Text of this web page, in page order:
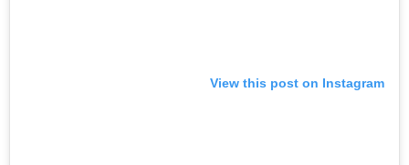
View this post on Instagram